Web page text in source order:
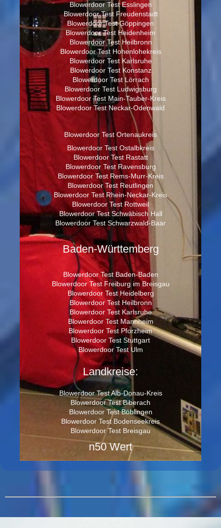
Blowerdoor Test Esslingen
Blowerdoor Test Freudenstadt
Blowerdoor Test Göppingen
Blowerdoor Test Heidenheim
Blowerdoor Test Heilbronn
Blowerdoor Test Hohenlohekreis
Blowerdoor Test Karlsruhe
Blowerdoor Test Konstanz
Blowerdoor Test Lörrach
Blowerdoor Test Ludwigsburg
Blowerdoor Test Main-Tauber-Kreis
Blowerdoor Test Neckar-Odenwald
Blowerdoor Test Ortenaukreis
Blowerdoor Test Ostalbkreis
Blowerdoor Test Rastatt
Blowerdoor Test Ravensburg
Blowerdoor Test Rems-Murr-Kreis
Blowerdoor Test Reutlingen
Blowerdoor Test Rhein-Neckar-Kreis
Blowerdoor Test Rottweil
Blowerdoor Test Schwäbisch Hall
Blowerdoor Test Schwarzwald-Baar
Baden-Württemberg
Blowerdoor Test Baden-Baden
Blowerdoor Test Freiburg im Breisgau
Blowerdoor Test Heidelberg
Blowerdoor Test Heilbronn
Blowerdoor Test Karlsruhe
Blowerdoor Test Mannheim
Blowerdoor Test Pforzheim
Blowerdoor Test Stuttgart
Blowerdoor Test Ulm
Landkreise:
Blowerdoor Test Alb-Donau-Kreis
Blowerdoor Test Biberach
Blowerdoor Test Böblingen
Blowerdoor Test Bodenseekreis
Blowerdoor Test Breisgau
n50 Wert